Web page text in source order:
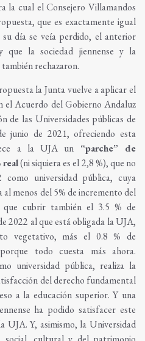
la cual el Consejero Villamandos
que es exactamente igual
día se veía perdido, el anterior
que la sociedad jiennense y la
rechazaron.
la Junta vuelve a aplicar el
el Acuerdo del Gobierno Andaluz
de las Universidades públicas de
junio de 2021, ofreciendo esta
a la UJA un“parche” de
real(ni siquiera es el 2,8 %), que no
universidad pública, cuya
menos del 5% de incremento del
cubrir también el 3.5 % de
2022 al que está obligada la UJA,
vegetativo, más el 0.8 % de
todo cuesta más ahora.
universidad pública, realiza la
del derecho fundamental
a la educación superior. Y una
ha podido satisfacer este
UJA. Y, asimismo, la Universidad